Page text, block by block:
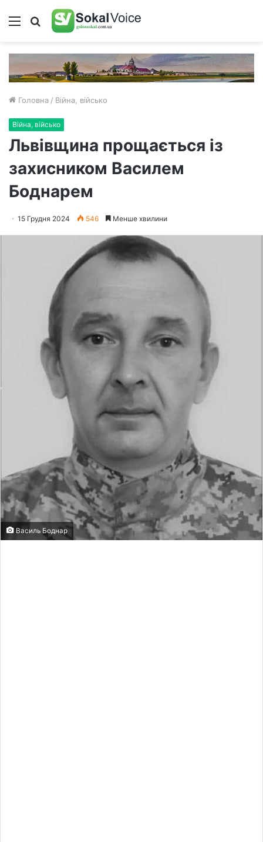
Меню Пошук
Головна / Війна, військо
Війна, військо
Львівщина прощається із
захисником Василем
Боднарем
15 Грудня 2024 546 Менше хвилини
Василь Боднар